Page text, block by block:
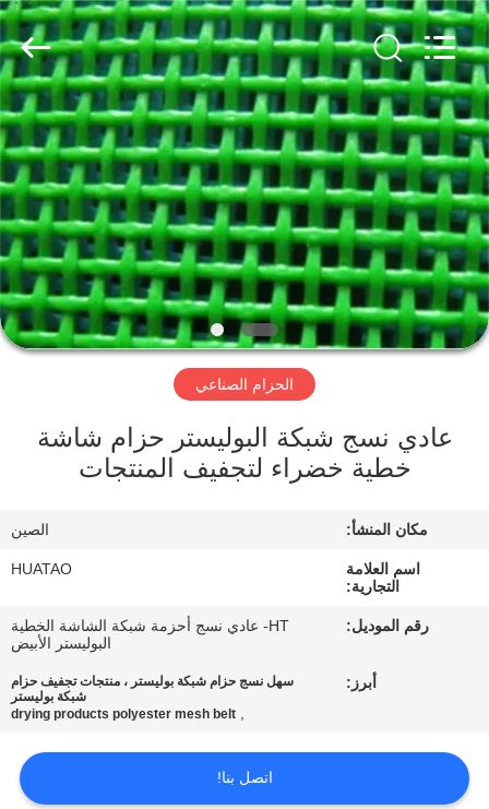
مسكن
منتجات
معلومات
عنا
جولة
المعمل
الجودة
اطلب
2026
HUATAO
LOVER
LTD.
All
Rights
Reserved.
الحزام الصناعي
عادي نسج شبكة البوليستر حزام شاشة
خطية خضراء لتجفيف المنتجات
مكان المنشأ: الصين
اسم العلامة
التجارية:
HUATAO
رقم الموديل:
HT- عادي نسج أحزمة شبكة الشاشة الخطية
البوليستر الأبيض
أبرز:
سهل نسج حزام شبكة بوليستر ، منتجات تجفيف حزام
شبكة بوليستر
,
drying products polyester mesh belt
اتصل بنا!